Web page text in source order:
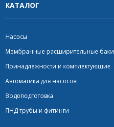
КАТАЛОГ
Насосы
Мембранные расширительные баки
Принадлежности и комплектующие
Автоматика для насосов
Водоподготовка
ПНД трубы и фитинги